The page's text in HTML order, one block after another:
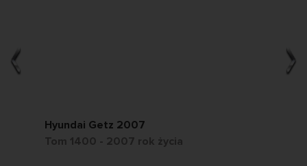
Hyundai Getz 2007
Tom 1400 - 2007 rok życia